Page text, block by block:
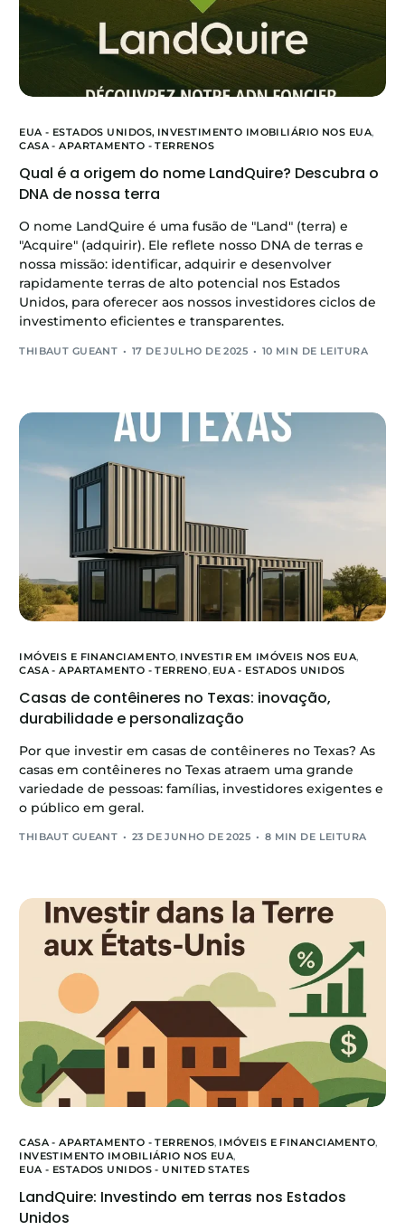
EUA - ESTADOS UNIDOS, INVESTIMENTO IMOBILIÁRIO NOS EUA,
CASA - APARTAMENTO - TERRENOS
Qual é a origem do nome LandQuire? Descubra o
DNA de nossa terra
O nome LandQuire é uma fusão de "Land" (terra) e
"Acquire" (adquirir). Ele reflete nosso DNA de terras e
nossa missão: identificar, adquirir e desenvolver
rapidamente terras de alto potencial nos Estados
Unidos, para oferecer aos nossos investidores ciclos de
investimento eficientes e transparentes.
THIBAUT GUEANT 17 DE JULHO DE 2025 10 MIN DE LEITURA
IMÓVEIS E FINANCIAMENTO, INVESTIR EM IMÓVEIS NOS EUA,
CASA - APARTAMENTO - TERRENO, EUA - ESTADOS UNIDOS
Casas de contêineres no Texas: inovação,
durabilidade e personalização
Por que investir em casas de contêineres no Texas? As
casas em contêineres no Texas atraem uma grande
variedade de pessoas: famílias, investidores exigentes e
o público em geral.
THIBAUT GUEANT 23 DE JUNHO DE 2025 8 MIN DE LEITURA
CASA - APARTAMENTO - TERRENOS, IMÓVEIS E FINANCIAMENTO,
INVESTIMENTO IMOBILIÁRIO NOS EUA,
EUA - ESTADOS UNIDOS - UNITED STATES
LandQuire: Investindo em terras nos Estados
Unidos